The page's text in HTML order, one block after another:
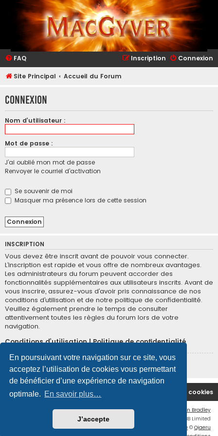
En poursuivant votre navigation sur ce site, vous
acceptez l’utilisation de cookies vous permettant
de bénéficier d’une expérience de navigation
optimale. En savoir plus…
J’accepte
FAQ Connexion
Inscription
Site Principal Accueil du Forum
Connexion
Nom d’utilisateur :
Mot de passe :
J’ai oublié mon mot de passe
Renvoyer le courriel d’activation
Se souvenir de moi
Masquer ma présence lors de cette session
INSCRIPTION
Vous devez être inscrit avant de pouvoir vous connecter.
L’inscription est rapide et vous offre de nombreux avantages.
Les administrateurs du forum peuvent accorder des
fonctionnalités supplémentaires aux utilisateurs inscrits. Avant de
vous inscrire, assurez-vous d’avoir pris connaissance de nos
conditions d’utilisation et de notre politique de confidentialité.
Veuillez également prendre le temps de consulter
attentivement toutes les règles du forum lors de votre
navigation.
Conditions d’utilisation|Politique de confidentialité
Inscription
Site Principal Accueil du Forum Supprimer les cookies
Ian Bradley
Développé parphpBB
® Forum Software © phpBB Limited
Traduction française officielle © Qiaeru